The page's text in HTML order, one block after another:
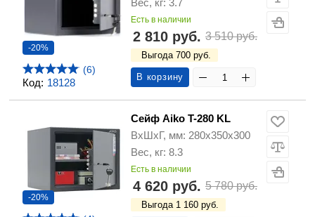
Код: 18128
-20%
(6)
Вес, кг: 3.7
Есть в наличии
2 810 руб. 3 510 руб.
Выгода 700 руб.
В корзину
-20%
Сейф Aiko T-280 KL
ВхШхГ, мм: 280х350х300
Вес, кг: 8.3
Есть в наличии
4 620 руб. 5 780 руб.
Выгода 1 160 руб.